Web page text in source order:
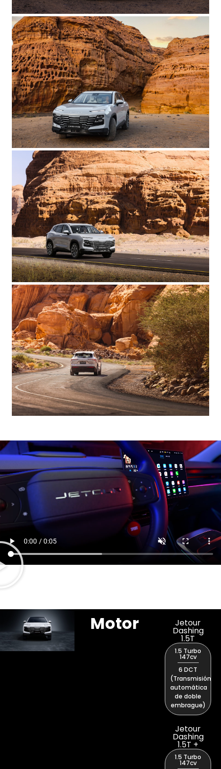
Motor Jetour
Dashing
1.5T
1.5 Turbo
147cv
6 DCT
(Transmisión
automática
de doble
embrague)
Jetour
Dashing
1.5T +
1.5 Turbo
147cv